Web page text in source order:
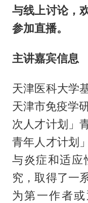
与线上讨论，
参加直播。
主讲嘉宾信息
天津医科大学
天津市免疫学
次人才计划」
青年人才计划
与炎症和适应
究，取得了一
为第一作者